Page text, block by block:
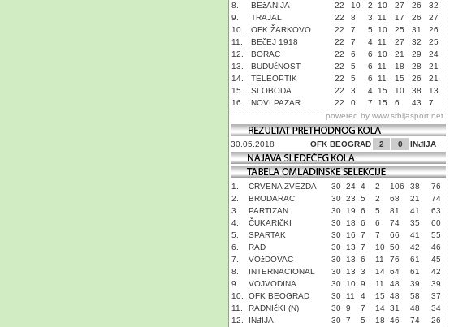
8.
BEžANIJA 22 10 2 10 27 26
32
9.
TRAJAL 22 8 3 11 17 26
27
10.
OFK ŽARKOVO 22 7 5 10 25 31
26
11.
BEčEJ 1918 22 7 4 11 27 32
25
12.
BORAC 22 6 6 10 21 29
24
13.
BUDUćNOST 22 5 6 11 18 28
21
14.
TELEOPTIK 22 5 6 11 15 26
21
15.
SLOBODA 22 3 4 15 10 38
13
16.
NOVI PAZAR 22 0 7 15 6 43
7
powered by www.srbijasport.net
30.05.2018 OFK BEOGRAD 2 0 INđIJA
1. CRVENA ZVEZDA 30 24 4 2 106 38
76
2.
BRODARAC 30 23 5 2 68 21
74
3.
PARTIZAN 30 19 6 5 81 41
63
4.
ČUKARIčKI 30 18 6 6 74 35
60
5.
SPARTAK 30 16 7 7 66 41
55
6.
RAD 30 13 7 10 50 42
46
7.
VOžDOVAC 30 13 6 11 76 61
45
8.
INTERNACIONAL 30 13 3 14 64 61
42
9.
VOJVODINA 30 10 9 11 48 39
39
10.
OFK BEOGRAD 30 11 4 15 48 58
37
11.
RADNIčKI (N) 30 9 7 14 31 48
34
12.
INđIJA 30 7 5 18 46 74
26